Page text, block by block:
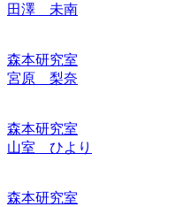
田澤 未南
森本研究室
宮原 梨奈
森本研究室
山室 ひより
森本研究室